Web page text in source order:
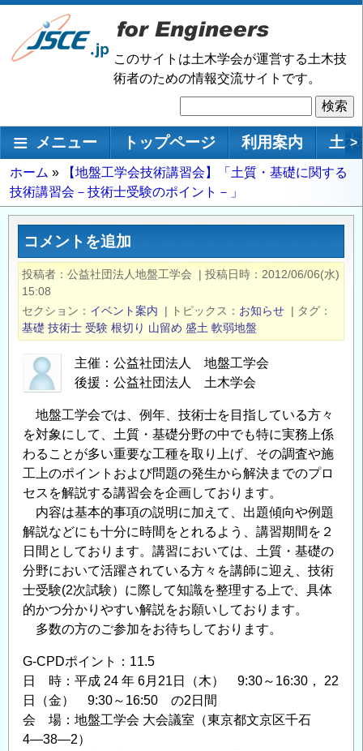
メ
ン
移
動
このサイトは土木学会が運営する土木技
術者のための情報交流サイトです。
索
メインナビゲーション
メニュー トップページ 利用案内 土 >
パ
ン
く
ホーム
【地盤工学会技術講習会】「土質・基礎に関する
技術講習会－技術士受験のポイント－」
コメントを追加
投稿者 公益社団法人地盤工学会 | 投稿日時
2012/06/06(水)
15:08
セクション
イベント案内 | トピックス お知らせ | タグ
基礎 技術士 受験 根切り 山留め 盛土 軟弱地盤
主催：公益社団法人 地盤工学会
後援：公益社団法人 土木学会
地盤工学会では、例年、技術士を目指している方々
を対象にして、土質・基礎分野の中でも特に実務上係
わることが多い重要な工種を取り上げ、その調査や施
工上のポイントおよび問題の発生から解決までのプロ
セスを解説する講習会を企画しております。
内容は基本的事項の説明に加えて、出題傾向や例題
解説などにも十分に時間をとれるよう、講習期間を２
日間としております。講習においては、土質・基礎の
分野において活躍されている方々を講師に迎え、技術
士受験(2次試験）に際して知識を整理する上で、具体
的かつ分かりやすい解説をお願いしております。
多数の方のご参加をお待ちしております。
G-CPDポイント：11.5
日 時：平成 24 年 6月21日（木） 9:30～16:30， 22
日（金） 9:30～16:50 の2日間
会 場：地盤工学会 大会議室（東京都文京区千石
4―38―2）